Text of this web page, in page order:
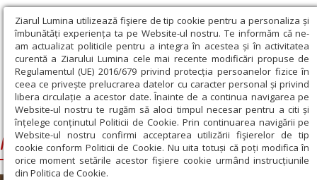
Ziarul Lumina utilizează fişiere de tip cookie pentru a personaliza și
îmbunătăți experiența ta pe Website-ul nostru. Te informăm că ne-
am actualizat politicile pentru a integra în acestea și în activitatea
curentă a Ziarului Lumina cele mai recente modificări propuse de
Regulamentul (UE) 2016/679 privind protecția persoanelor fizice în
ceea ce privește prelucrarea datelor cu caracter personal și privind
libera circulație a acestor date. Înainte de a continua navigarea pe
Website-ul nostru te rugăm să aloci timpul necesar pentru a citi și
înțelege conținutul Politicii de Cookie. Prin continuarea navigării pe
Website-ul nostru confirmi acceptarea utilizării fişierelor de tip
cookie conform Politicii de Cookie. Nu uita totuși că poți modifica în
orice moment setările acestor fişiere cookie urmând instrucțiunile
din Politica de Cookie.
Ziarul Lumina › Mitropolia Munteniei și Dobrogei
Mitropolia Munteniei și Dobrogei